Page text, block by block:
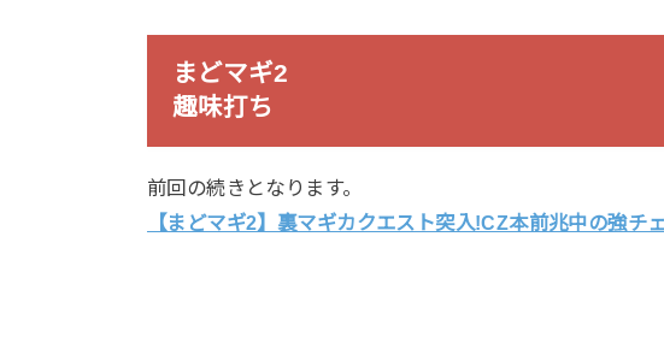
まどマギ2
趣味打ち
前回の続きとなります。
【まどマギ2】裏マギカクエスト突入!CZ本前兆中の強チ